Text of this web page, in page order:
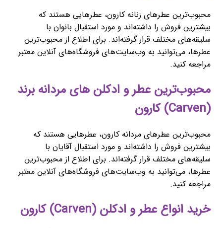
محبوب‌ترین عطرهای زنانه کارون، عطرهایی هستند که
بیشترین فروش را داشته‌اند و مورد استقبال بانوان با
سلیقه‌های مختلف قرار گرفته‌اند. برای اطلاع از محبوب‌ترین
عطرها، می‌توانید به وب‌سایت‌های فروشگاه‌های آنلاین معتبر
مراجعه کنید.
محبوب‌ترین عطر و ادکلن های مردانه برند
(Carven) کارون
محبوب‌ترین عطرهای مردانه کارون، عطرهایی هستند که
بیشترین فروش را داشته‌اند و مورد استقبال آقایان با
سلیقه‌های مختلف قرار گرفته‌اند. برای اطلاع از محبوب‌ترین
عطرها، می‌توانید به وب‌سایت‌های فروشگاه‌های آنلاین معتبر
مراجعه کنید.
خرید انواع عطر و ادکلن (Carven) کارون